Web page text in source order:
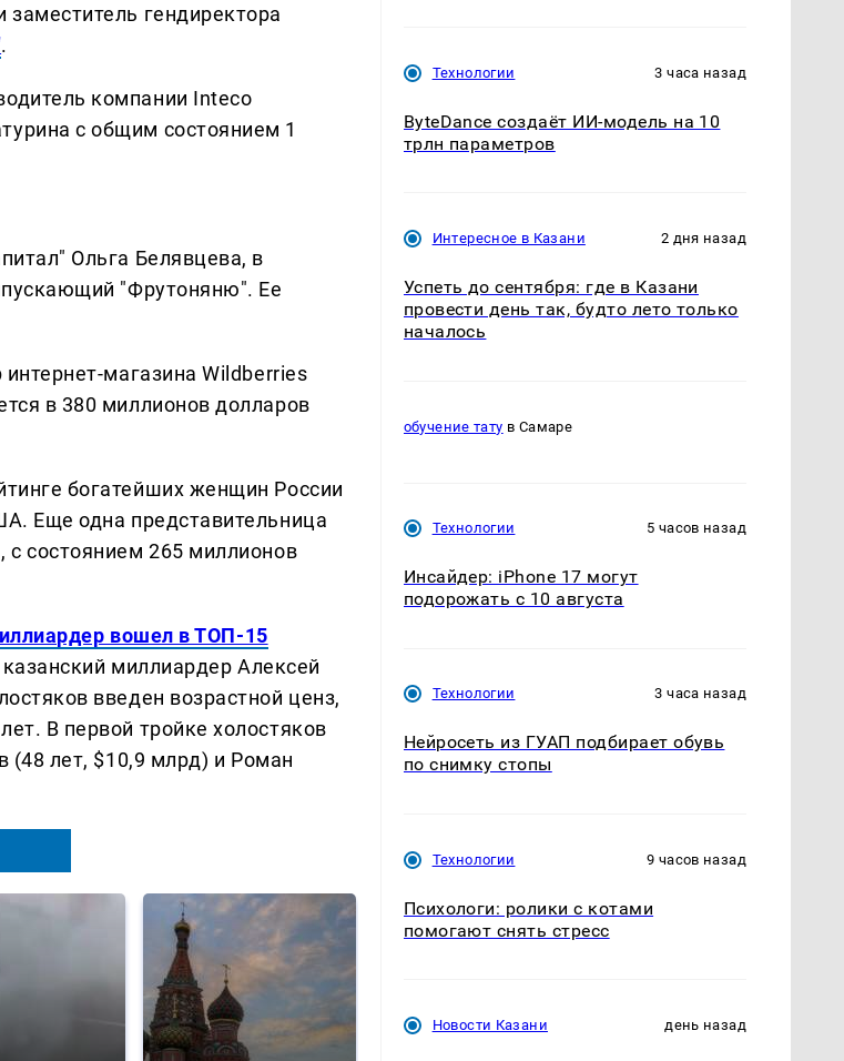
гендиректора
.
компании Inteco
с общим состоянием 1
Ольга Белявцева, в
"Фрутоняню". Ее
магазина Wildberries
в 380 миллионов долларов
богатейших женщин России
Еще одна представительница
состоянием 265 миллионов
вошел в ТОП-15
миллиардер Алексей
введен возрастной ценз,
В первой тройке холостяков
лет, $10,9 млрд) и Роман
Технологии 3 часа назад
ByteDance создаёт ИИ-модель на 10
трлн параметров
Интересное в Казани 2 дня назад
Успеть до сентября: где в Казани
провести день так, будто лето только
началось
обучение тату в Самаре
Технологии 5 часов назад
Инсайдер: iPhone 17 могут
подорожать с 10 августа
Технологии 3 часа назад
Нейросеть из ГУАП подбирает обувь
по снимку стопы
Технологии 9 часов назад
Психологи: ролики с котами
помогают снять стресс
Новости Казани день назад